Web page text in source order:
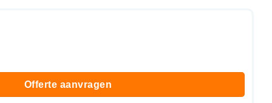
Offerte aanvragen